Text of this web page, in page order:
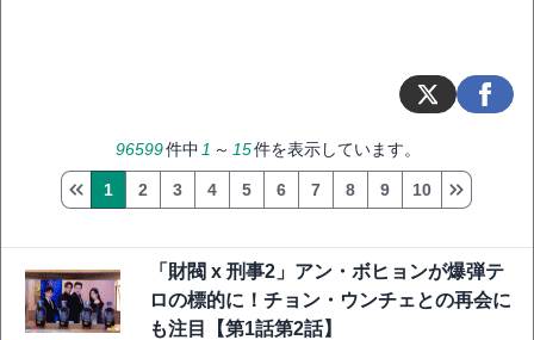
96599件中 1 ～ 15件を表示しています。
1 2 3 4 5 6 7 8 9 10
「財閥 x 刑事2」アン・ボヒョンが爆弾テ
ロの標的に！チョン・ウンチェとの再会に
も注目【第1話第2話】